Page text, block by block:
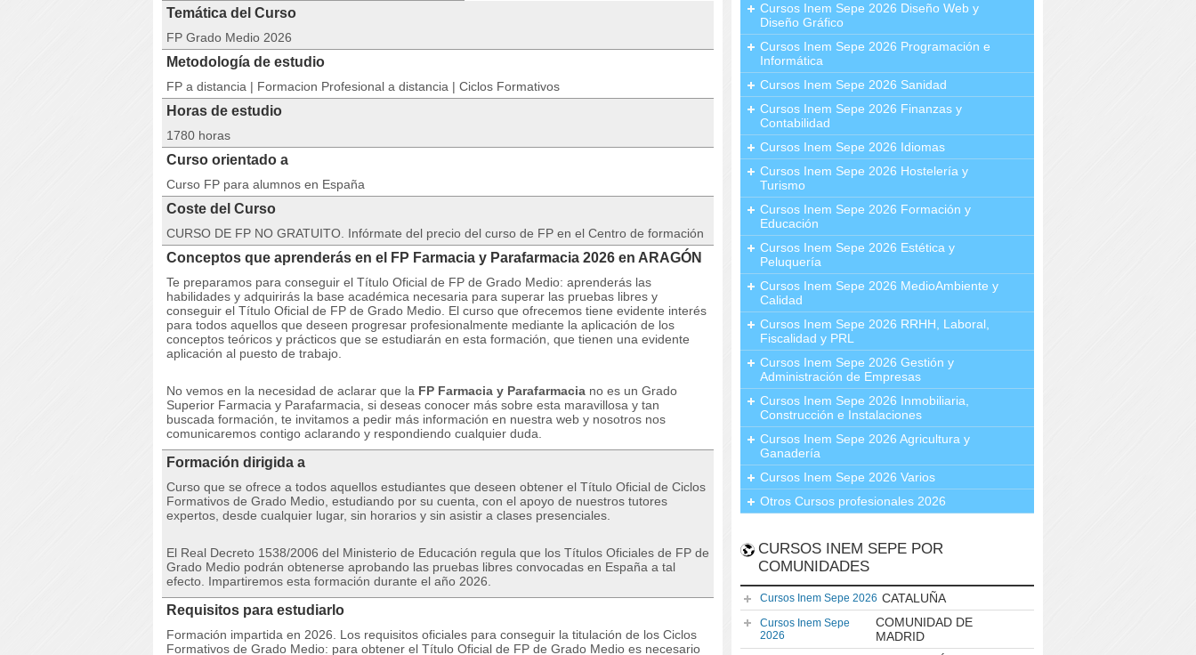
Temática del Curso
FP Grado Medio 2026
Metodología de estudio
FP a distancia | Formacion Profesional a distancia | Ciclos Formativos
Horas de estudio
1780 horas
Curso orientado a
Curso FP para alumnos en España
Coste del Curso
CURSO DE FP NO GRATUITO. Infórmate del precio del curso de FP en el Centro de formación
Conceptos que aprenderás en el FP Farmacia y Parafarmacia 2026 en ARAGÓN
Te preparamos para conseguir el Título Oficial de FP de Grado Medio: aprenderás las
habilidades y adquirirás la base académica necesaria para superar las pruebas libres y
conseguir el Título Oficial de FP de Grado Medio. El curso que ofrecemos tiene evidente interés
para todos aquellos que deseen progresar profesionalmente mediante la aplicación de los
conceptos teóricos y prácticos que se estudiarán en esta formación, que tienen una evidente
aplicación al puesto de trabajo.
No vemos en la necesidad de aclarar que la FP Farmacia y Parafarmacia no es un Grado
Superior Farmacia y Parafarmacia, si deseas conocer más sobre esta maravillosa y tan
buscada formación, te invitamos a pedir más información en nuestra web y nosotros nos
comunicaremos contigo aclarando y respondiendo cualquier duda.
Formación dirigida a
Curso que se ofrece a todos aquellos estudiantes que deseen obtener el Título Oficial de Ciclos
Formativos de Grado Medio, estudiando por su cuenta, con el apoyo de nuestros tutores
expertos, desde cualquier lugar, sin horarios y sin asistir a clases presenciales.
El Real Decreto 1538/2006 del Ministerio de Educación regula que los Títulos Oficiales de FP de
Grado Medio podrán obtenerse aprobando las pruebas libres convocadas en España a tal
efecto. Impartiremos esta formación durante el año 2026.
Requisitos para estudiarlo
Formación impartida en 2026. Los requisitos oficiales para conseguir la titulación de los Ciclos
Formativos de Grado Medio: para obtener el Título Oficial de FP de Grado Medio es necesario
Cursos Inem Sepe 2026 Diseño Web y
Diseño Gráfico
Cursos Inem Sepe 2026 Programación e
Informática
Cursos Inem Sepe 2026 Sanidad
Cursos Inem Sepe 2026 Finanzas y
Contabilidad
Cursos Inem Sepe 2026 Idiomas
Cursos Inem Sepe 2026 Hostelería y
Turismo
Cursos Inem Sepe 2026 Formación y
Educación
Cursos Inem Sepe 2026 Estética y
Peluquería
Cursos Inem Sepe 2026 MedioAmbiente y
Calidad
Cursos Inem Sepe 2026 RRHH, Laboral,
Fiscalidad y PRL
Cursos Inem Sepe 2026 Gestión y
Administración de Empresas
Cursos Inem Sepe 2026 Inmobiliaria,
Construcción e Instalaciones
Cursos Inem Sepe 2026 Agricultura y
Ganadería
Cursos Inem Sepe 2026 Varios
Otros Cursos profesionales 2026
CURSOS INEM SEPE POR
COMUNIDADES
Cursos Inem Sepe 2026 CATALUÑA
Cursos Inem Sepe
2026
COMUNIDAD DE
MADRID